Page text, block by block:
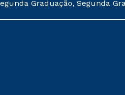
Graduação, Segunda
de rematrícula